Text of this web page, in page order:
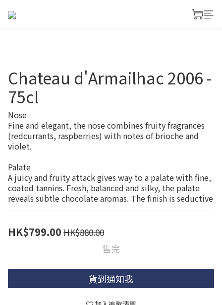
Chateau d'Armailhac 2006 -
75cl
Nose
Fine and elegant, the nose combines fruity fragrances
(redcurrants, raspberries) with notes of brioche and
violet.
Palate
A juicy and fruity attack gives way to a palate with fine,
coated tannins. Fresh, balanced and silky, the palate
reveals subtle chocolate aromas. The finish is seductive
HK$799.00 HK$880.00
售完
貨到通知我